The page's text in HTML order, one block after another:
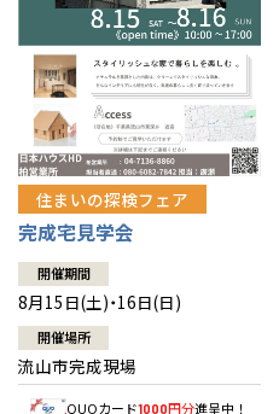
住まいの探検フェア
完成宅見学会
開催期間
8月15日(土)・16日(日)
開催場所
流山市完成現場
QUOカード1000円分進呈中！